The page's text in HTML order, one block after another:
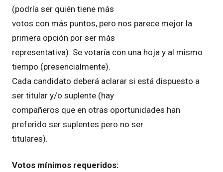
(podría ser quién tiene más
votos con más puntos, pero nos parece mejor la
primera opción por ser más
representativa). Se votaría con una hoja y al mismo
tiempo (presencialmente).
Cada candidato deberá aclarar si está dispuesto a
ser titular y/o suplente (hay
compañeros que en otras oportunidades han
preferido ser suplentes pero no ser
titulares).
Votos mínimos requeridos: